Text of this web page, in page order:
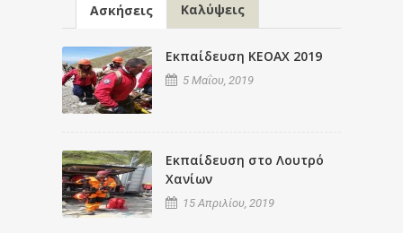
Ασκήσεις Καλύψεις
Εκπαίδευση ΚΕΟΑΧ 2019
5 Μαΐου, 2019
Εκπαίδευση στο Λουτρό
Χανίων
15 Απριλίου, 2019